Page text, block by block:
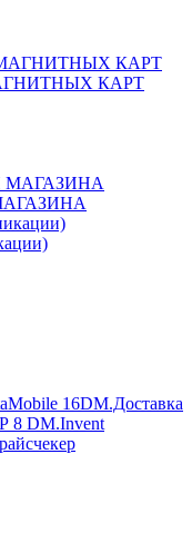
КАРТ
16DM.Доставка
8 DM.Invent